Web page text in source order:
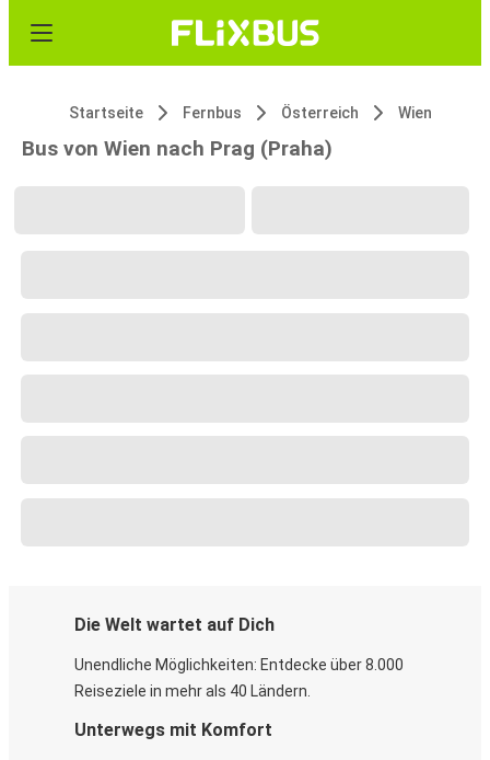
Startseite Fernbus Österreich Wien
Bus von Wien nach Prag (Praha)
Die Welt wartet auf Dich
Unendliche Möglichkeiten: Entdecke über 8.000
Reiseziele in mehr als 40 Ländern.
Unterwegs mit Komfort